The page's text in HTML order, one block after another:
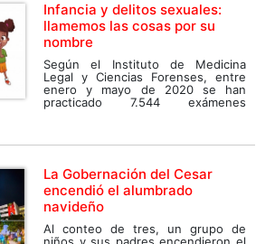
Infancia y delitos sexuales:
llamemos las cosas por su
nombre
Según el Instituto de Medicina
Legal y Ciencias Forenses, entre
enero y mayo de 2020 se han
practicado 7.544 exámenes
La Gobernación del Cesar
encendió el alumbrado
navideño
Al conteo de tres, un grupo de